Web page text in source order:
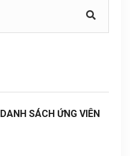
SÁCH ỨNG VIÊN